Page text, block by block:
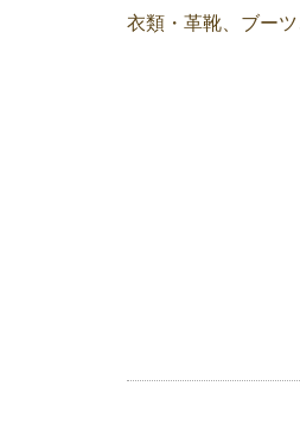
衣類・革靴、ブー